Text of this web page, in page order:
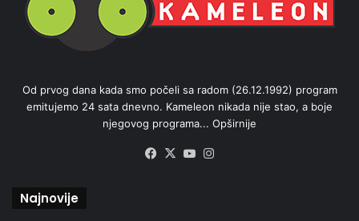
Od prvog dana kada smo počeli sa radom (26.12.1992) program
emitujemo 24 sata dnevno. Kameleon nikada nije stao, a boje
njegovog programa... Opširnije
Facebook
X YouTube
Najnovije